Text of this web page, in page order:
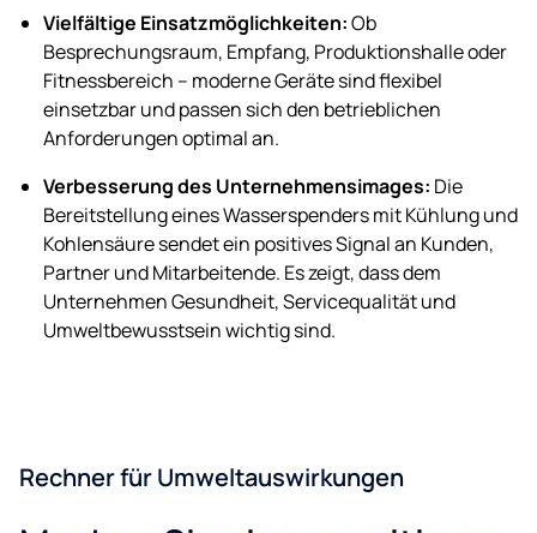
Vielfältige Einsatzmöglichkeiten:Ob
Besprechungsraum, Empfang, Produktionshalle oder
Fitnessbereich – moderne Geräte sind flexibel
einsetzbar und passen sich den betrieblichen
Anforderungen optimal an.
Verbesserung des Unternehmensimages: Die
Bereitstellung eines Wasserspenders mit Kühlung und
Kohlensäure sendet ein positives Signal an Kunden,
Partner und Mitarbeitende. Es zeigt, dass dem
Unternehmen Gesundheit, Servicequalität und
Umweltbewusstsein wichtig sind.
Rechner für Umweltauswirkungen